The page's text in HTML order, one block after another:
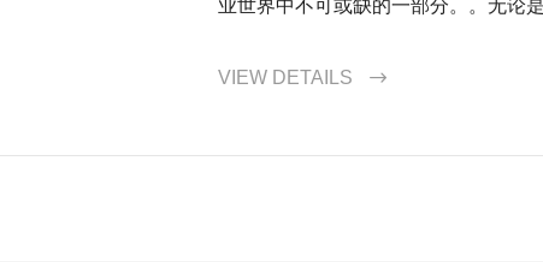
业世界中不可或缺的一部分。。无论
VIEW DETAILS 